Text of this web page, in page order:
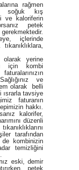
rağmen
soğuk kış
ve kaloriferin
petek
içlerinde
yerine
için kombi
ve
olarak belli
ısrarla tavsiye
faturanın
hakkı.
kalorifer,
düzenli
tarafından
de kombinizin
temizliğini
eski, demir
petek